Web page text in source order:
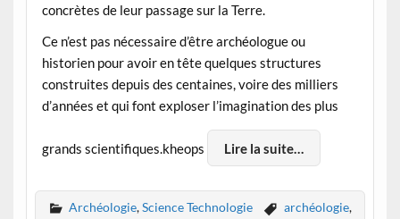
concrètes de leur passage sur la Terre.
Ce n’est pas nécessaire d’être archéologue ou
historien pour avoir en tête quelques structures
construites depuis des centaines, voire des milliers
d’années et qui font exploser l’imagination des plus
grands scientifiques.kheops Lire la suite…
Archéologie,Science Technologie archéologie,